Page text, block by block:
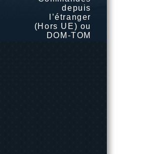
depuis
l’étranger
(Hors UE) ou
DOM-TOM